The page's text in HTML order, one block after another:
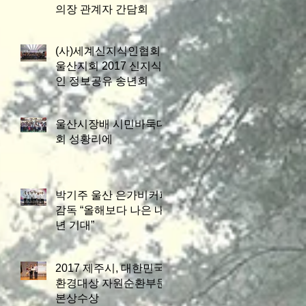
의장 관계자 간담회
(사)세계신지식인협회
울산지회 2017 신지식
인 정보공유 송년회
울산시장배 시민바둑대
회 성황리에
박기주 울산 은가비커피
감독 “올해보다 나은 내
년 기대”
2017 제주시, 대한민국
환경대상 자원순환부문
본상수상